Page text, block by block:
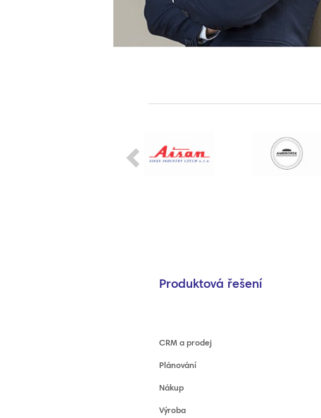
vedoucí Realizace zakázek, Siemens
Produktová řešení
CRM a prodej
Plánování
Nákup
Výroba